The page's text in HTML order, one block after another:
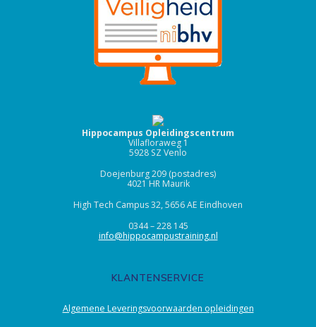
Hippocampus Opleidingscentrum
Villafloraweg 1
5928 SZ Venlo
Doejenburg 209 (postadres)
4021 HR Maurik
High Tech Campus 32, 5656 AE Eindhoven
0344 – 228 145
info@hippocampustraining.nl
KLANTENSERVICE
Algemene Leveringsvoorwaarden opleidingen